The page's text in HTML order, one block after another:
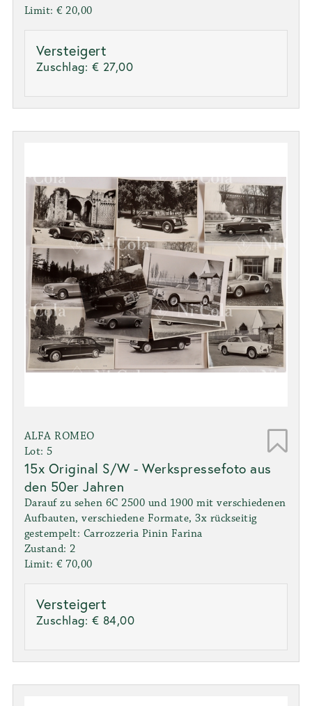
Limit: € 20,00
Versteigert
Zuschlag: € 27,00
ALFA ROMEO
Lot: 5
15x Original S/W - Werkspressefoto aus
den 50er Jahren
Darauf zu sehen 6C 2500 und 1900 mit verschiedenen
Aufbauten, verschiedene Formate, 3x rückseitig
gestempelt: Carrozzeria Pinin Farina
Zustand: 2
Limit: € 70,00
Versteigert
Zuschlag: € 84,00